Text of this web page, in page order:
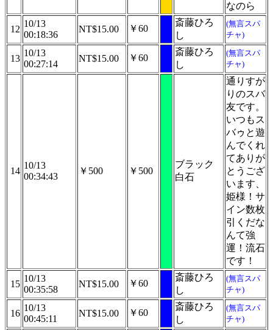
なのら
12
10/13
00:18:36
NT$15.00 ￥60
斎藤ひろ
し
(無言スパ
チャ)
13
10/13
00:27:14
NT$15.00 ￥60
斎藤ひろ
し
(無言スパ
チャ)
14
10/13
00:34:43
￥500 ￥500
ブラック
白石
通りすが
りのスバ
友です。
いつもス
バゥと遊
んでくれ
てありが
とうござ
います、
姫様！サ
イン数枚
引くだな
んて強
運！流石
です！
15
10/13
00:35:58
NT$15.00 ￥60
斎藤ひろ
し
(無言スパ
チャ)
16
10/13
00:45:11
NT$15.00 ￥60
斎藤ひろ
し
(無言スパ
チャ)